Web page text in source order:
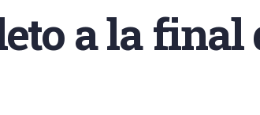
a la final